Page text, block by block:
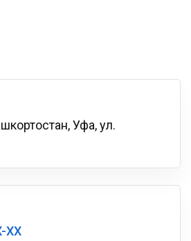
Уфа, ул.
XX